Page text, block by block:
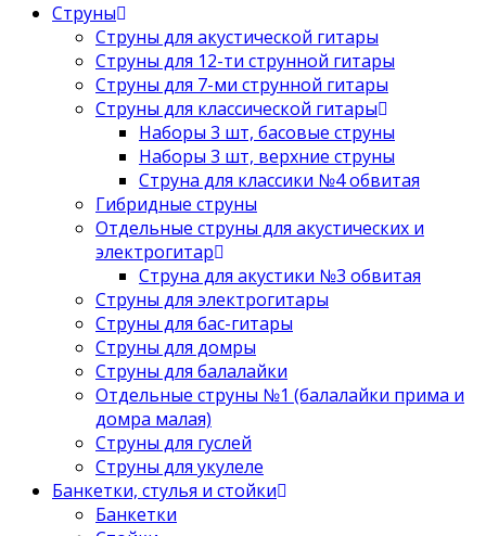
Струны
Струны для акустической гитары
Струны для 12-ти струнной гитары
Струны для 7-ми струнной гитары
Струны для классической гитары
Наборы 3 шт, басовые струны
Наборы 3 шт, верхние струны
Струна для классики №4 обвитая
Гибридные струны
Отдельные струны для акустических и
электрогитар
Струна для акустики №3 обвитая
Струны для электрогитары
Струны для бас-гитары
Струны для домры
Струны для балалайки
Отдельные струны №1 (балалайки прима и
домра малая)
Струны для гуслей
Струны для укулеле
Банкетки, стулья и стойки
Банкетки